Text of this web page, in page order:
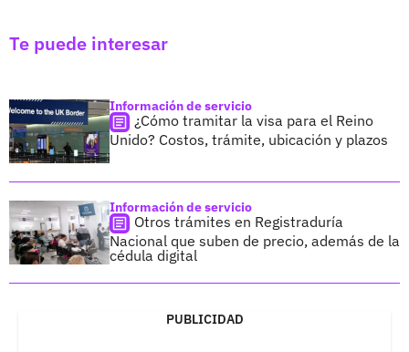
Te puede interesar
Información de servicio
¿Cómo tramitar la visa para el Reino
Unido? Costos, trámite, ubicación y plazos
Información de servicio
Otros trámites en Registraduría
Nacional que suben de precio, además de la
cédula digital
PUBLICIDAD